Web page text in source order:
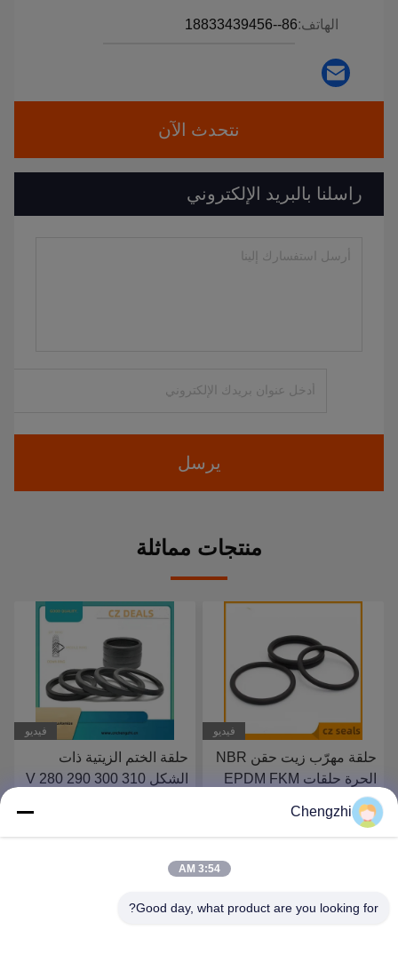
الهاتف:86--18833439456
نتحدث الآن
راسلنا بالبريد الإلكتروني
يرسل
منتجات مماثلة
فيديو
حلقة الختم الزيتية ذات
الشكل V 280 290 300 310
315 X 310 315 320 X 15
16 20
احصل على أفضل سعر
فيديو
سجل عصا البستون
Tecnolan سجل النفط
احصل على أفضل سعر
Chengzhi
3:54 AM
Good day, what product are you looking for?